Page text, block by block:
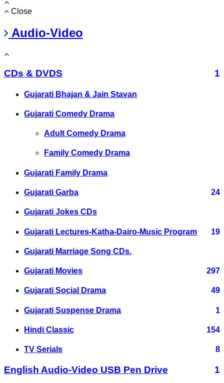
Close
Audio-Video
CDs & DVDS 1
Gujarati Bhajan & Jain Stavan
Gujarati Comedy Drama
Adult Comedy Drama
Family Comedy Drama
Gujarati Family Drama
Gujarati Garba 24
Gujarati Jokes CDs
Gujarati Lectures-Katha-Dairo-Music Program 19
Gujarati Marriage Song CDs.
Gujarati Movies 297
Gujarati Social Drama 49
Gujarati Suspense Drama 1
Hindi Classic 154
TV Serials 8
English Audio-Video USB Pen Drive
1